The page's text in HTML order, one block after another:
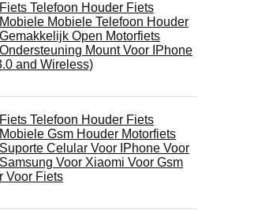
Fiets Telefoon Houder Fiets
Mobiele Mobiele Telefoon Houder
Gemakkelijk Open Motorfiets
Ondersteuning Mount Voor IPhone
and Wireless)
Fiets Telefoon Houder Fiets
Mobiele Gsm Houder Motorfiets
Suporte Celular Voor IPhone Voor
Samsung Voor Xiaomi Voor Gsm
Voor Fiets